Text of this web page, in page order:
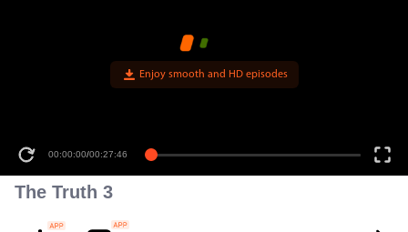
Enjoy smooth and HD episodes
00:00:00/00:27:46
The Truth 3